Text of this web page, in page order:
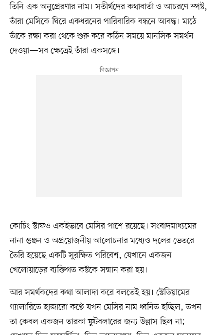
তিনি এক অনুপ্রেরণার নাম। সতীর্থদের কথাবার্তা ও আচরণে স্পষ্ট,
তাঁরা মেসিকে ঘিরে একধরনের পারিবারিক বন্ধনে আবদ্ধ। মাঠে
তাঁকে রক্ষা করা থেকে শুরু করে কঠিন সময়ে মানসিক সমর্থন
দেওয়া—সব ক্ষেত্রেই তাঁরা একসঙ্গে।
কোচিং স্টাফও একইভাবে মেসির পাশে রয়েছে। সংবাদমাধ্যমের
নানা গুঞ্জন ও অপ্রয়োজনীয় আলোচনার মধ্যেও দলের ভেতরে
তৈরি হয়েছে একটি সুরক্ষিত পরিবেশ, যেখানে একজন
খেলোয়াড়ের ব্যক্তিগত কষ্টকে সম্মান করা হয়।
আর সমর্থকদের কথা আলাদা করে বলতেই হয়। স্টেডিয়ামের
গ্যালারিতে হাজারো কণ্ঠে যখন মেসির নাম ধ্বনিত হচ্ছিল, তখন
তা কেবল একজন তারকা ফুটবলারের জন্য উল্লাস ছিল না;